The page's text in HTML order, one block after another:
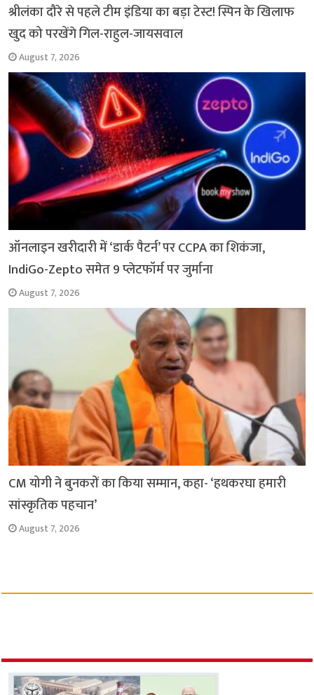
श्रीलंका दौरे से पहले टीम इंडिया का बड़ा टेस्ट! स्पिन के खिलाफ
खुद को परखेंगे गिल-राहुल-जायसवाल
August 7, 2026
ऑनलाइन खरीदारी में ‘डार्क पैटर्न’ पर CCPA का शिकंजा,
IndiGo-Zepto समेत 9 प्लेटफॉर्म पर जुर्माना
August 7, 2026
CM योगी ने बुनकरों का किया सम्मान, कहा- ‘हथकरघा हमारी
सांस्कृतिक पहचान’
August 7, 2026